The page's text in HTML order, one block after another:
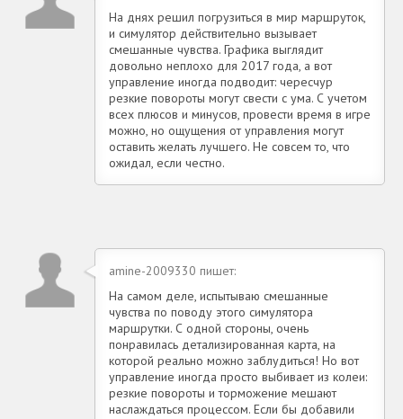
На днях решил погрузиться в мир маршруток,
и симулятор действительно вызывает
смешанные чувства. Графика выглядит
довольно неплохо для 2017 года, а вот
управление иногда подводит: чересчур
резкие повороты могут свести с ума. С учетом
всех плюсов и минусов, провести время в игре
можно, но ощущения от управления могут
оставить желать лучшего. Не совсем то, что
ожидал, если честно.
amine-2009330 пишет:
На самом деле, испытываю смешанные
чувства по поводу этого симулятора
маршрутки. С одной стороны, очень
понравилась детализированная карта, на
которой реально можно заблудиться! Но вот
управление иногда просто выбивает из колеи:
резкие повороты и торможение мешают
наслаждаться процессом. Если бы добавили